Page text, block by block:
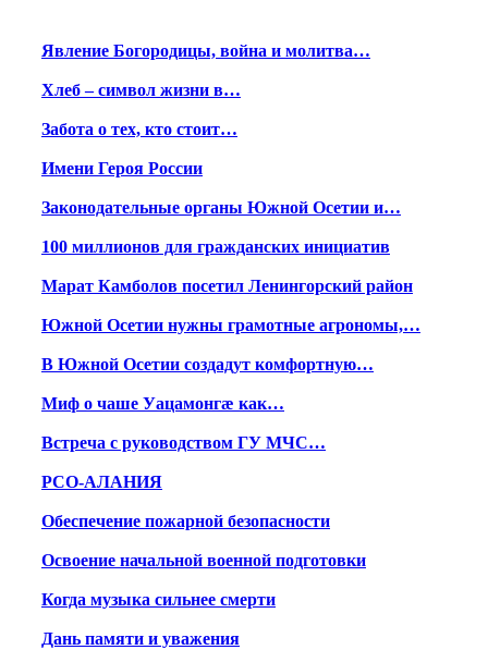
Явление Богородицы, война и молитва…
Хлеб – символ жизни в…
Забота о тех, кто стоит…
Имени Героя России
Законодательные органы Южной Осетии и…
100 миллионов для гражданских инициатив
Марат Камболов посетил Ленингорский район
Южной Осетии нужны грамотные агрономы,…
В Южной Осетии создадут комфортную…
Миф о чаше Уацамонгæ как…
Встреча с руководством ГУ МЧС…
РСО-АЛАНИЯ
Обеспечение пожарной безопасности
Освоение начальной военной подготовки
Когда музыка сильнее смерти
Дань памяти и уважения